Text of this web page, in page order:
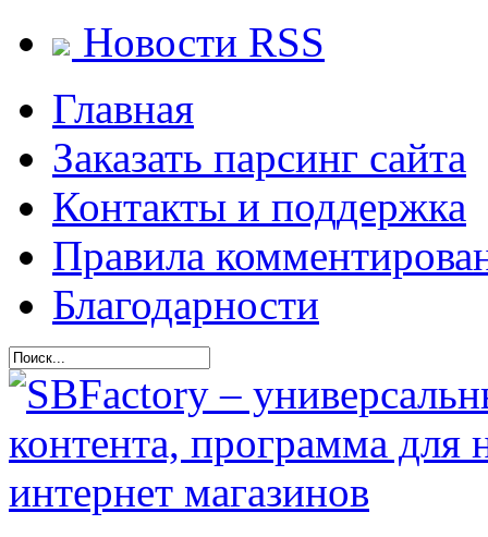
Новости RSS
Главная
Заказать парсинг сайта
Контакты и поддержка
Правила
Благодарности